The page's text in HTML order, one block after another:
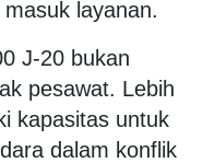
layanan.
J-20 bukan
pesawat. Lebih
kapasitas untuk
dalam konflik